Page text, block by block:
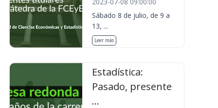
Sábado 8 de julio, de 9 a
13, ...
Leer más
Estadística:
Pasado, presente
...